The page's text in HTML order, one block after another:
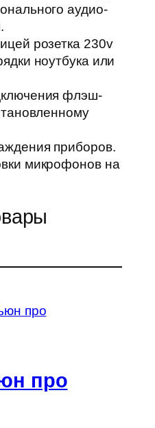
аудио-
розетка 230v
ноутбука или
флэш-
приборов.
микрофонов на
про